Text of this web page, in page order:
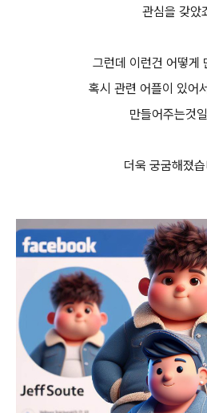
관심을 갖았
그런데 이런건 어떻게
혹시 관련 어플이 있어
만들어주는것
더욱 궁굼해졌